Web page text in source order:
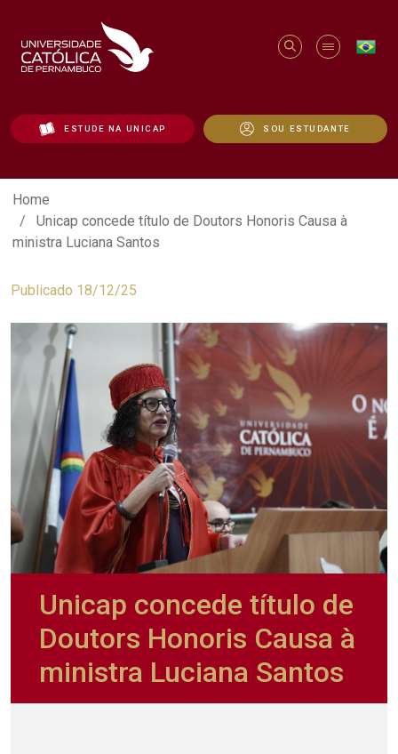
ESTUDE NA UNICAP SOU ESTUDANTE
Unicap concede título de Doutors
Home
Unicap concede título de Doutors Honoris Causa à
ministra Luciana Santos
Publicado 18/12/25
Unicap concede título de
Doutors Honoris Causa à
ministra Luciana Santos